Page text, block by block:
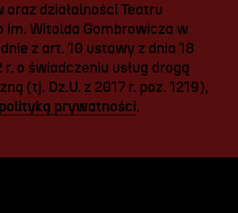
oraz działalności Teatru
im. Witolda Gombrowicza w
z art. 10 ustawy z dnia 18
o świadczeniu usług drogą
(tj. Dz.U. z 2017 r. poz. 1219),
polityką prywatności.